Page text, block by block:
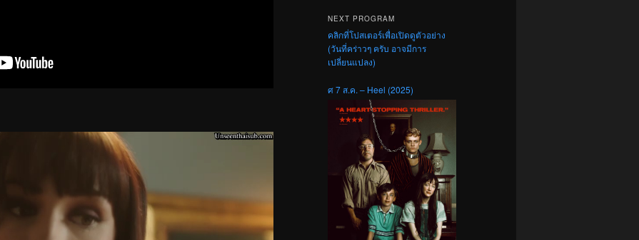
NEXT PROGRAM
คลิกที่โปสเตอร์เพื่อเปิดดูตัวอย่าง
(วันที่คร่าวๆ ครับ อาจมีการ
เปลี่ยนแปลง)
ศ 7 ส.ค. – Heel (2025)